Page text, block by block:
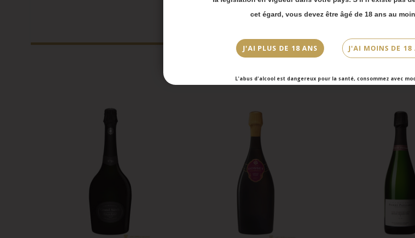
cet égard, vous devez être âgé de 18 ans au
J'AI PLUS DE 18 ANS J'AI MOINS DE 18
L'abus d'alcool est dangereux pour la santé, consommez avec
Les envois Chronopost reprendront à partir du 31
Honoré et cave Victor Hugo) seront disponibles à
septembre.